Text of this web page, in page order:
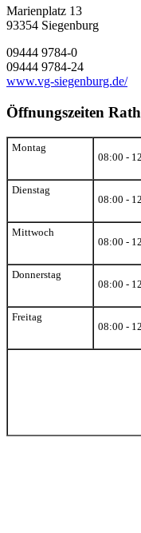
Marienplatz 13
93354 Siegenburg
09444 9784-0
09444 9784-24
www.vg-siegenburg.de/
Öffnungszeiten
Montag
08:00 -
Dienstag
08:00 -
Mittwoch
08:00 -
Donnerstag
08:00 -
Freitag
08:00 -